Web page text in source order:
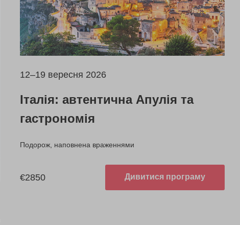
12–19 вересня 2026
Італія: автентична Апулія та
гастрономія
Подорож, наповнена враженнями
€2850 Дивитися програму